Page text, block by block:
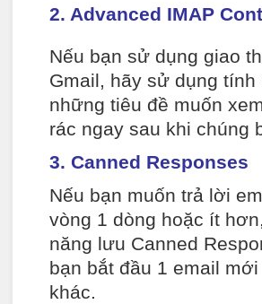
2. Advanced IMAP
Nếu bạn sử dụng giao
Gmail, hãy sử dụng
những tiêu đề muốn
rác ngay sau khi chúng
3. Canned Responses
Nếu bạn muốn trả lời
vòng 1 dòng hoặc ít
năng lưu Canned
bạn bắt đầu 1 email
khác.